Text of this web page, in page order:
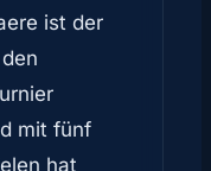
ist der
mit fünf
hat